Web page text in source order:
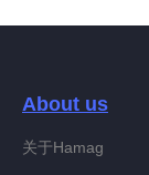
About us
关于Hamag